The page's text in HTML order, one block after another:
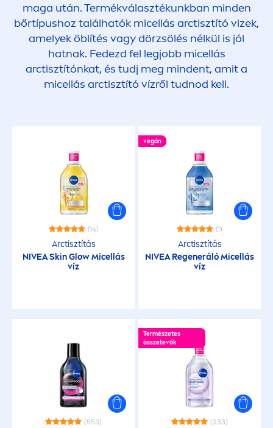
maga után. Termékválasztékunkban minden
bőrtípushoz találhatók micellás arctisztító vizek,
amelyek öblítés vagy dörzsölés nélkül is jól
hatnak. Fedezd fel legjobb micellás
arctisztítónkat, és tudj meg mindent, amit a
micellás arctisztító vízről tudnod kell.
(14)
Arctisztítás
NIVEA SkinGlow Micellás
víz
vegán
(1)
Arctisztítás
NIVEARegeneráló Micellás
víz
(553)
Természetes
összetevők
(233)